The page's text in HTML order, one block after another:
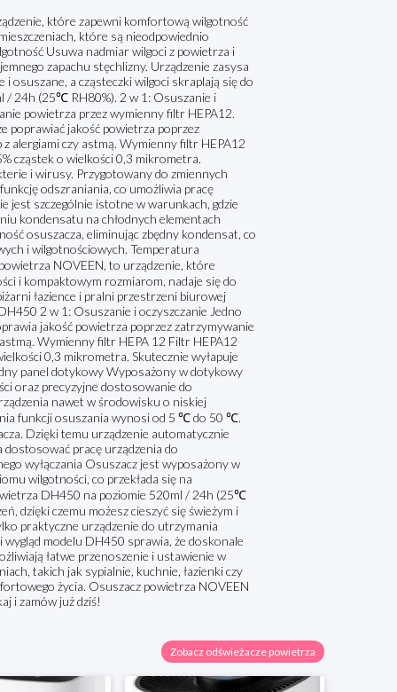
które zapewni komfortową wilgotność
które są nieodpowiednio
Usuwa nadmiar wilgoci z powietrza i
zapachu stęchlizny. Urządzenie zasysa
a cząsteczki wilgoci skraplają się do
/ 24h (25℃ RH80%). 2 w 1: Osuszanie i
powietrza przez wymienny filtr HEPA12.
poprawiać jakość powietrza poprzez
alergiami czy astmą. Wymienny filtr HEPA12
cząstek o wielkości 0,3 mikrometra.
i wirusy. Przygotowany do zmiennych
odszraniania, co umożliwia pracę
jest szczególnie istotne w warunkach, gdzie
kondensatu na chłodnych elementach
osuszacza, eliminując zbędny kondensat, co
i wilgotnościowych. Temperatura
NOVEEN, to urządzenie, które
i kompaktowym rozmiarom, nadaje się do
łazience i pralni przestrzeni biurowej
2 w 1: Osuszanie i oczyszczanie Jedno
jakość powietrza poprzez zatrzymywanie
Wymienny filtr HEPA 12 Filtr HEPA12
0,3 mikrometra. Skutecznie wyłapuje
panel dotykowy Wyposażony w dotykowy
oraz precyzyjne dostosowanie do
nawet w środowisku o niskiej
funkcji osuszania wynosi od 5 ℃ do 50 ℃.
Dzięki temu urządzenie automatycznie
dostosować pracę urządzenia do
wyłączania Osuszacz jest wyposażony w
wilgotności, co przekłada się na
DH450 na poziomie 520ml / 24h (25℃
dzięki czemu możesz cieszyć się świeżym i
praktyczne urządzenie do utrzymania
modelu DH450 sprawia, że doskonale
łatwe przenoszenie i ustawienie w
takich jak sypialnie, kuchnie, łazienki czy
życia. Osuszacz powietrza NOVEEN
i zamów już dziś!
Zobacz odświeżacze powietrza